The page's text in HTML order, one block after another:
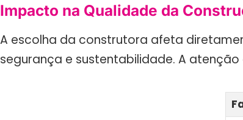
Impacto na Qualidade da
A escolha da construtora afeta
segurança e sustentabilidade. A